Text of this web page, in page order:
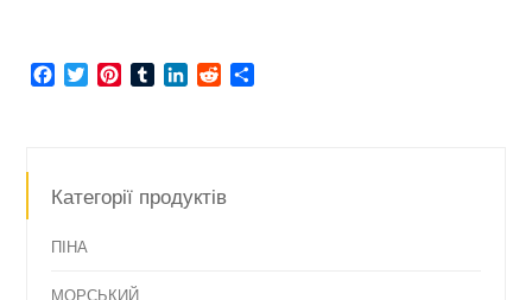
Facebook
TwitterPinterestTumblrLinkedInReddit
Категорії продуктів
ПІНА
МОРСЬКИЙ